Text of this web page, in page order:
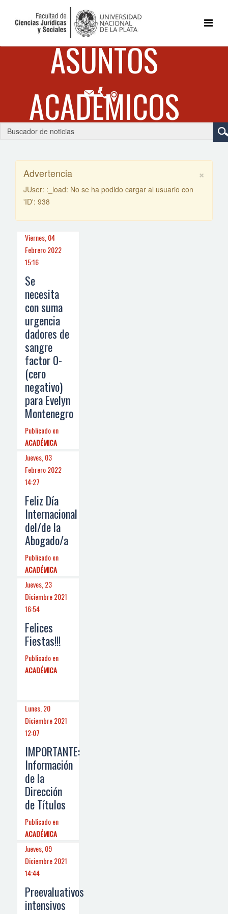
×
Advertencia
JUser: :_load: No se ha podido cargar al usuario con
'ID': 938
Viernes, 04
Febrero 2022
15:16
Se
necesita
con suma
urgencia
dadores de
sangre
factor 0-
(cero
negativo)
para Evelyn
Montenegro
Publicado en
ACADÉMICA
Jueves, 03
Febrero 2022
14:27
Feliz Día
Internacional
del/de la
Abogado/a
Publicado en
ACADÉMICA
Jueves, 23
Diciembre 2021
16:54
Felices
Fiestas!!!
Publicado en
ACADÉMICA
Lunes, 20
Diciembre 2021
12:07
IMPORTANTE:
Información
de la
Dirección
de Títulos
Publicado en
ACADÉMICA
Jueves, 09
Diciembre 2021
14:44
Preevaluativos
intensivos